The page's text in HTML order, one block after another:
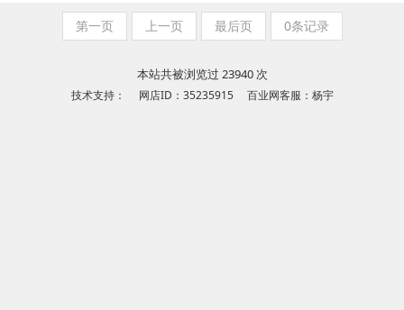
第一页 上一页 最后页 0条记录
本站共被浏览过 23940 次
技术支持： 网店ID：35235915 百业网客服：杨宇